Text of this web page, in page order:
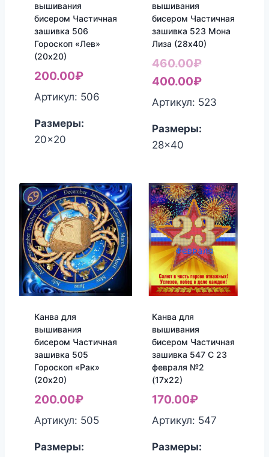
вышивания
бисером Частичная
зашивка 506
Гороскоп «Лев»
(20х20)
200.00₽
Артикул: 506
Размеры:
20x20
вышивания
бисером Частичная
зашивка 523 Мона
Лиза (28х40)
460.00₽
цена
составляла
400.00₽Текущая
цена:
Артикул: 523
Размеры:
28x40
Канва для
вышивания
бисером Частичная
зашивка 505
Гороскоп «Рак»
(20х20)
200.00₽
Артикул: 505
Размеры:
Канва для
вышивания
бисером Частичная
зашивка 547 С 23
февраля №2
(17х22)
170.00₽
Артикул: 547
Размеры: